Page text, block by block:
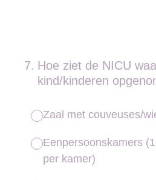
7. Hoe ziet de NICU
kind/kinderen
Zaal met couveuses/
Eenpersoonskamers
per kamer)